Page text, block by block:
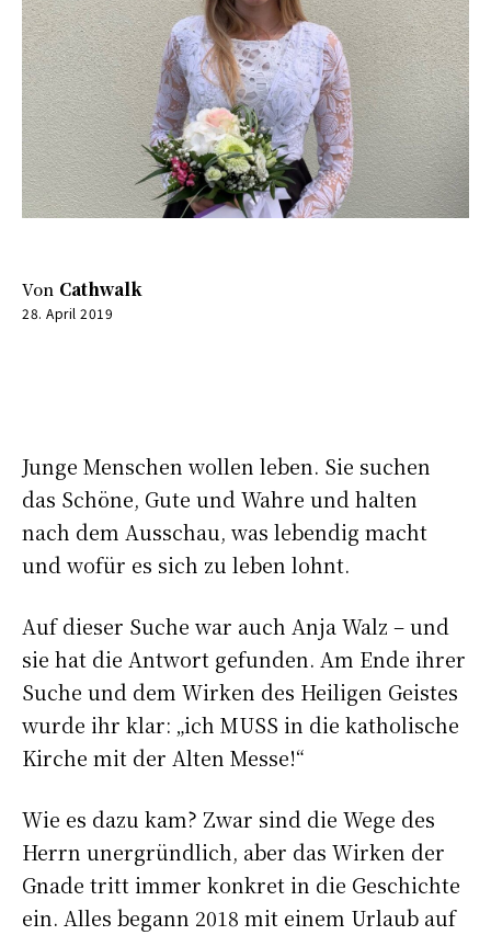
Von Cathwalk
28. April 2019
Junge Menschen wollen leben. Sie suchen
das Schöne, Gute und Wahre und halten
nach dem Ausschau, was lebendig macht
und wofür es sich zu leben lohnt.
Auf dieser Suche war auch Anja Walz – und
sie hat die Antwort gefunden. Am Ende ihrer
Suche und dem Wirken des Heiligen Geistes
wurde ihr klar: „ich MUSS in die katholische
Kirche mit der Alten Messe!“
Wie es dazu kam? Zwar sind die Wege des
Herrn unergründlich, aber das Wirken der
Gnade tritt immer konkret in die Geschichte
ein. Alles begann 2018 mit einem Urlaub auf